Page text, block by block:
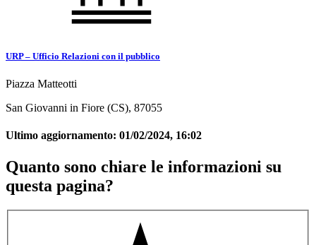
URP – Ufficio Relazioni con il pubblico
Piazza Matteotti
San Giovanni in Fiore (CS), 87055
Ultimo aggiornamento: 01/02/2024, 16:02
Quanto sono chiare le informazioni su
questa pagina?